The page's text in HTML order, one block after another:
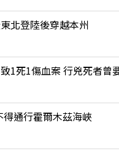
北登陸後穿越本州
1死1傷血案 行兇死者曾
通行霍爾木茲海峽